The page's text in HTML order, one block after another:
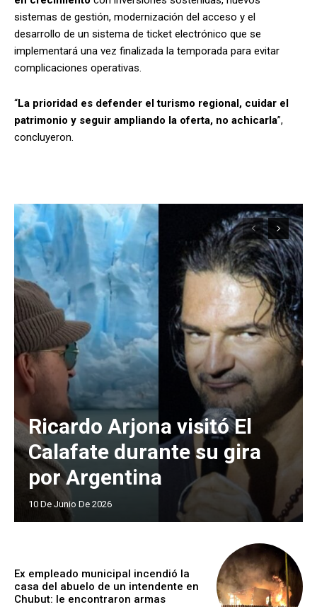
sistemas de gestión, modernización del acceso y el
desarrollo de un sistema de ticket electrónico que se
implementará una vez finalizada la temporada para evitar
complicaciones operativas.
“La prioridad es defender el turismo regional, cuidar el
patrimonio y seguir ampliando la oferta, no achicarla”,
concluyeron.
Ricardo Arjona visitó El
Calafate durante su gira
por Argentina
10 De Junio De 2026
Ex empleado municipal incendió la
casa del abuelo de un intendente en
Chubut: le encontraron armas